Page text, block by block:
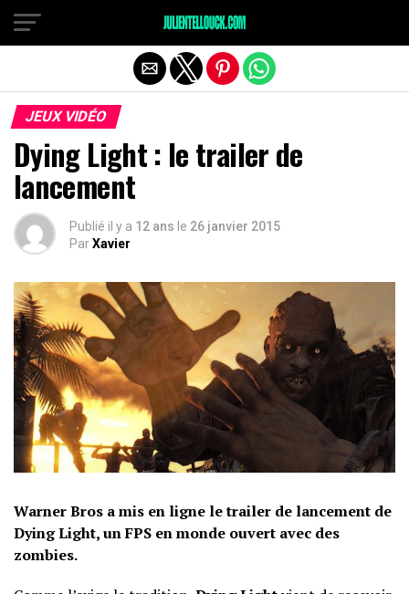
JEUX VIDÉO
Dying Light : le trailer de
lancement
Publié il y a 12 ans le 26 janvier 2015
ParXavier
Warner Bros a mis en ligne le trailer de lancement de
Dying Light, un FPS en monde ouvert avec des
zombies.